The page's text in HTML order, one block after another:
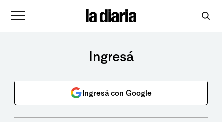
Ingresá
Ingresá con Google